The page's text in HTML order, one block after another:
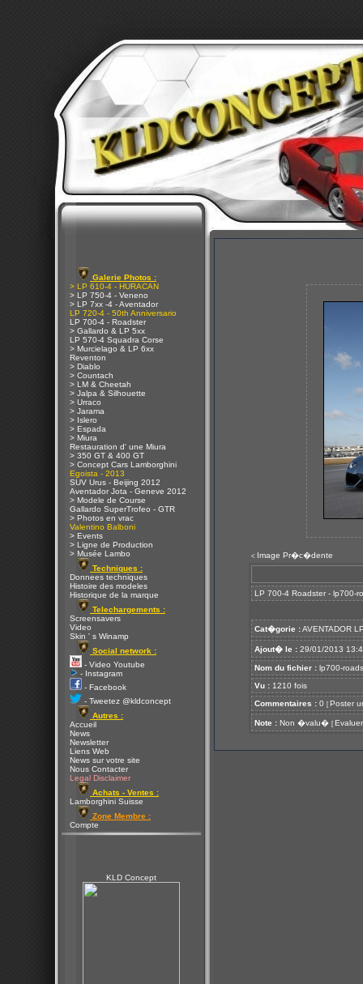
Galerie Photos :
> LP 610-4 - HURACAN
> LP 750-4 - Veneno
> LP 7xx -4 - Aventador
LP 720-4 - 50th Anniversario
LP 700-4 - Roadster
> Gallardo & LP 5xx
LP 570-4 Squadra Corse
> Murcielago & LP 6xx
Reventon
> Diablo
> Countach
> LM & Cheetah
> Jalpa & Silhouette
> Urraco
> Jarama
> Islero
> Espada
> Miura
Restauration d' une Miura
> 350 GT & 400 GT
> Concept Cars Lamborghini
Egoista - 2013
SUV Urus - Beijing 2012
Aventador Jota - Geneve 2012
> Modele de Course
Gallardo SuperTrofeo - GTR
> Photos en vrac
Valentino Balboni
> Events
> Ligne de Production
> Musée Lambo
Techniques :
Donnees techniques
Histoire des modeles
Historique de la marque
Telechargements :
Screensavers
Video
Skin ' s Winamp
Social network :
- Video Youtube
- Instagram
- Facebook
- Tweetez @kldconcept
Autres :
Accueil
News
Newsletter
Liens Web
News sur votre site
Nous Contacter
Legal Disclaimer
Achats - Ventes :
Lamborghini Suisse
Zone Membre :
Compte
KLD Concept
< Image Pr�c�dente
LP 700-4 Roadster - lp700-
Cat�gorie :AVENTADOR
Ajout� le : 29/01/2013
Nom du fichier : lp700-
Vu : 1210 fois
Commentaires : 0 [ Poster
Note : Non �valu� [ Evaluer